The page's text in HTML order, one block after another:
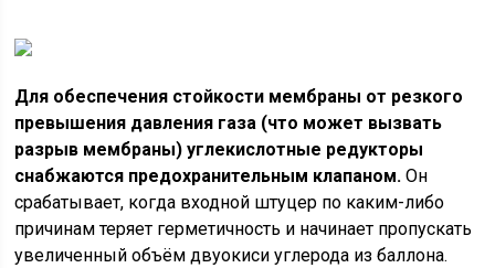
Для обеспечения стойкости мембраны от резкого
превышения давления газа (что может вызвать
разрыв мембраны) углекислотные редукторы
снабжаются предохранительным клапаном. Он
срабатывает, когда входной штуцер по каким-либо
причинам теряет герметичность и начинает пропускать
увеличенный объём двуокиси углерода из баллона.